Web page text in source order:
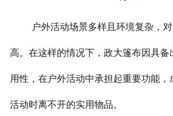
户外活动场景多样且环境复杂，
高。在这样的情况下，政大篷布因具备
用性，在户外活动中承担起重要功能，
活动时离不开的实用物品。